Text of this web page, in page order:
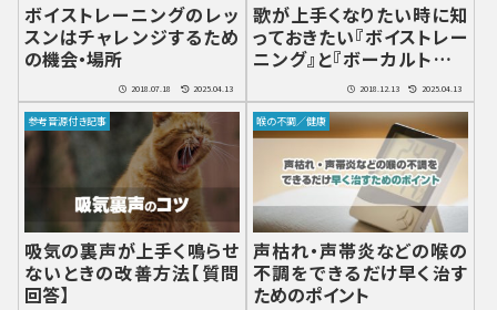
ボイストレーニングのレッ
スンはチャレンジするため
の機会・場所
2018.07.18 2025.04.13
歌が上手くなりたい時に知
っておきたい『ボイストレー
ニング』と『ボーカルトレー
2018.12.13 2025.04.13
参考音源付き記事
吸気の裏声が上手く鳴らせ
ないときの改善方法【質問
回答】
喉の不調／健康
声枯れ・声帯炎などの喉の
不調をできるだけ早く治す
ためのポイント